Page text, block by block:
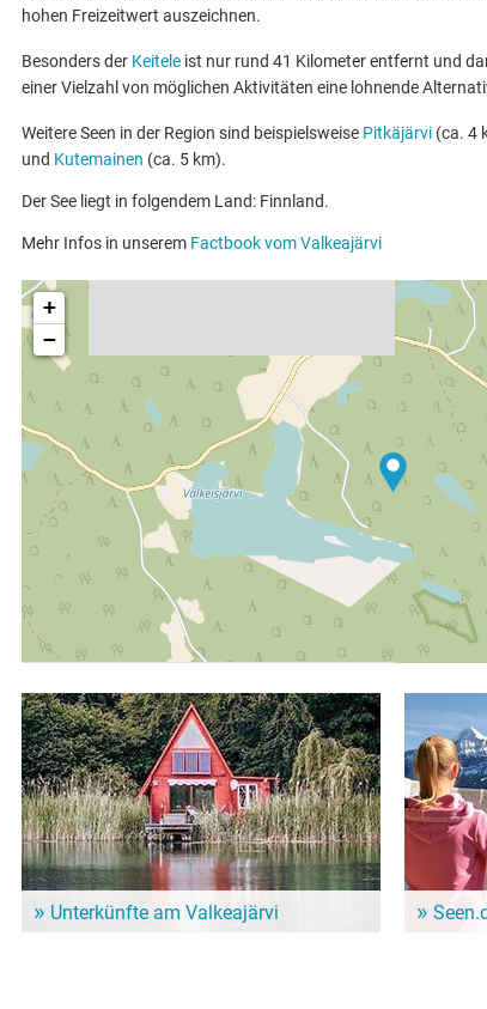
hohen Freizeitwert auszeichnen.
Besonders der Keitele ist nur rund 41 Kilometer entfernt und
einer Vielzahl von möglichen Aktivitäten eine lohnende
Weitere Seen in der Region sind beispielsweise Pitkäjärvi (ca. 4
und Kutemainen (ca. 5 km).
Der See liegt in folgendem Land: Finnland.
Mehr Infos in unserem Factbook vom Valkeajärvi
+
−
Unterkünfte am Valkeajärvi